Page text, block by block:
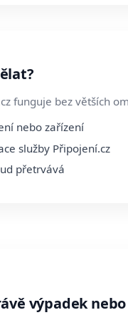
funguje bez větších
nebo zařízení
služby Připojení.cz
přetrvává
výpadek